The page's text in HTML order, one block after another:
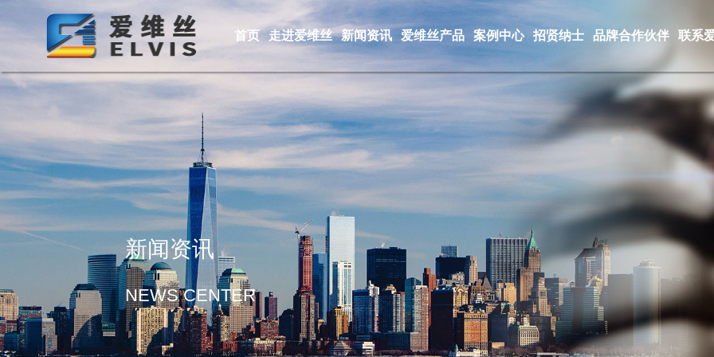
首页 走进爱维丝 新闻资讯 爱维丝产品 案例中心 招贤纳士 品牌合作伙伴 联系
新闻资讯
NEWS CENTER